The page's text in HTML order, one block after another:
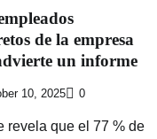
de la empresa
un informe
10, 2025 0
revela que el 77 % de